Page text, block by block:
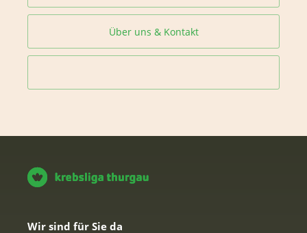
Über uns & Kontakt
Wir sind für Sie da